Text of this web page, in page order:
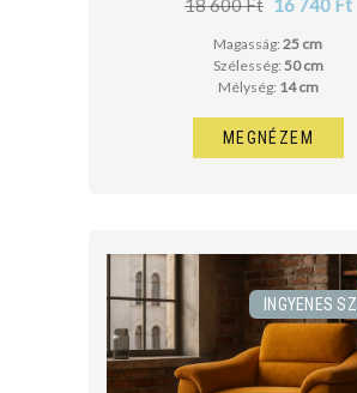
18 600 Ft 16 740 Ft
Magasság:25 cm
Szélesség: 50 cm
Mélység: 14 cm
MEGNÉZEM
INGYENES